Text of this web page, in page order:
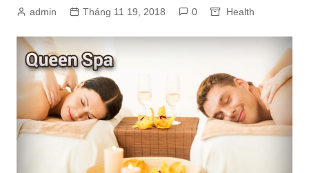
admin Tháng 11 19, 2018 0 Health